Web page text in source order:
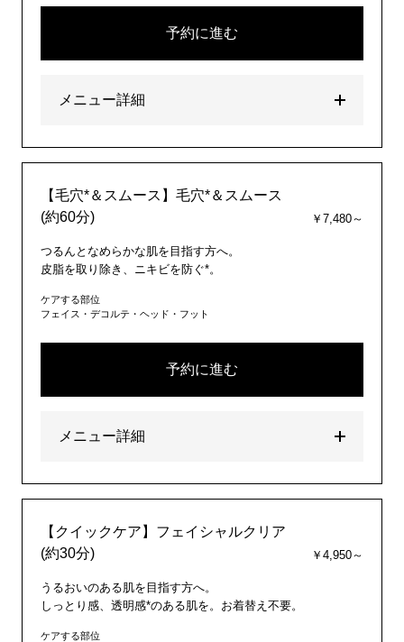
予約に進む
メニュー詳細
【毛穴*＆スムース】毛穴*＆スムース
(約60分)
￥7,480～
つるんとなめらかな肌を目指す方へ。
皮脂を取り除き、ニキビを防ぐ*。
ケアする部位
フェイス・デコルテ・ヘッド・フット
予約に進む
メニュー詳細
【クイックケア】フェイシャルクリア
(約30分)
￥4,950～
うるおいのある肌を目指す方へ。
しっとり感、透明感*のある肌を。お着替え不要。
ケアする部位